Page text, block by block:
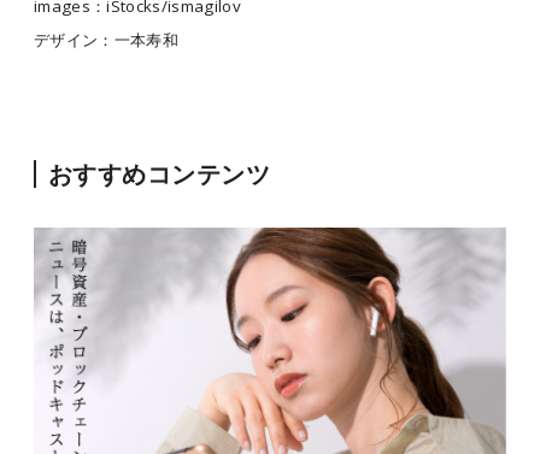
images：iStocks/ismagilov
デザイン：一本寿和
おすすめコンテンツ